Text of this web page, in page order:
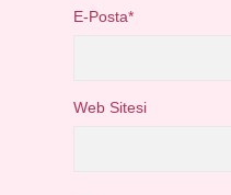
E-Posta*
Web Sitesi